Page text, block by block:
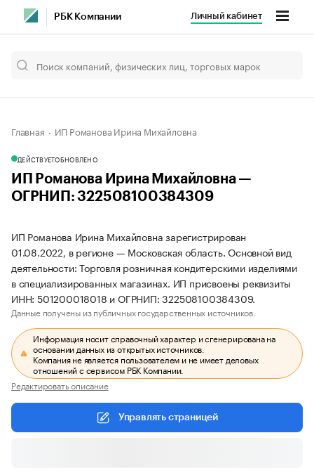
РБК Компании Личный кабинет
Главная ИП Романова Ирина Михайловна
ДЕЙСТВУЕТОБНОВЛЕНО
ИП Романова Ирина Михайловна —
ОГРНИП: 322508100384309
ИП Романова Ирина Михайловна зарегистрирован
01.08.2022, в регионе — Московская область. Основной вид
деятельности: Торговля розничная кондитерскими изделиями
в специализированных магазинах. ИП присвоены реквизиты
ИНН: 501200018018 и ОГРНИП: 322508100384309.
Данные получены из публичных государственных источников.
Информация носит справочный характер и сгенерирована на
основании данных из открытых источников.
Компания не является пользователем и не имеет деловых
отношений с сервисом РБК Компании.
Редактировать описание
Управлять страницей